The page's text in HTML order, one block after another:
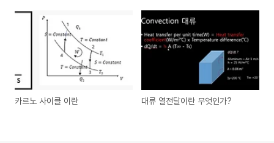
카르노 사이클 이란 대류 열전달이란 무엇인가?